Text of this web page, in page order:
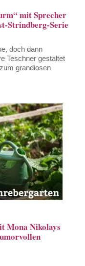
mit Sprecher
Strindberg-Serie
doch dann
Teschner gestaltet
grandiosen
Mona Nikolays